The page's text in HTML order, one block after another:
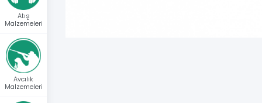
Atış
Malzemeleri
Avcılık
Malzemeleri